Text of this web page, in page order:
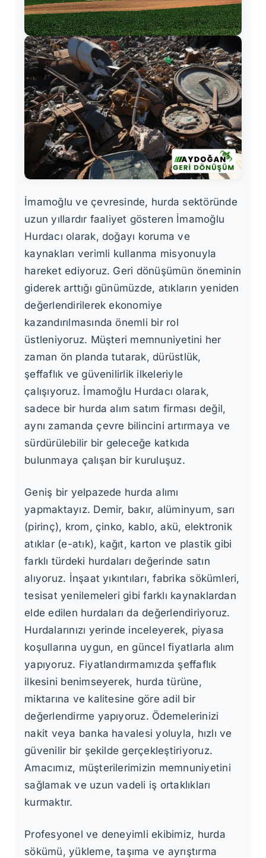
İmamoğlu ve çevresinde, hurda sektöründe
uzun yıllardır faaliyet gösteren İmamoğlu
Hurdacı olarak, doğayı koruma ve
kaynakları verimli kullanma misyonuyla
hareket ediyoruz. Geri dönüşümün öneminin
giderek arttığı günümüzde, atıkların yeniden
değerlendirilerek ekonomiye
kazandırılmasında önemli bir rol
üstleniyoruz. Müşteri memnuniyetini her
zaman ön planda tutarak, dürüstlük,
şeffaflık ve güvenilirlik ilkeleriyle
çalışıyoruz. İmamoğlu Hurdacı olarak,
sadece bir hurda alım satım firması değil,
aynı zamanda çevre bilincini artırmaya ve
sürdürülebilir bir geleceğe katkıda
bulunmaya çalışan bir kuruluşuz.
Geniş bir yelpazede hurda alımı
yapmaktayız. Demir, bakır, alüminyum, sarı
(pirinç), krom, çinko, kablo, akü, elektronik
atıklar (e-atık), kağıt, karton ve plastik gibi
farklı türdeki hurdaları değerinde satın
alıyoruz. İnşaat yıkıntıları, fabrika sökümleri,
tesisat yenilemeleri gibi farklı kaynaklardan
elde edilen hurdaları da değerlendiriyoruz.
Hurdalarınızı yerinde inceleyerek, piyasa
koşullarına uygun, en güncel fiyatlarla alım
yapıyoruz. Fiyatlandırmamızda şeffaflık
ilkesini benimseyerek, hurda türüne,
miktarına ve kalitesine göre adil bir
değerlendirme yapıyoruz. Ödemelerinizi
nakit veya banka havalesi yoluyla, hızlı ve
güvenilir bir şekilde gerçekleştiriyoruz.
Amacımız, müşterilerimizin memnuniyetini
sağlamak ve uzun vadeli iş ortaklıkları
kurmaktır.
Profesyonel ve deneyimli ekibimiz, hurda
sökümü, yükleme, taşıma ve ayrıştırma